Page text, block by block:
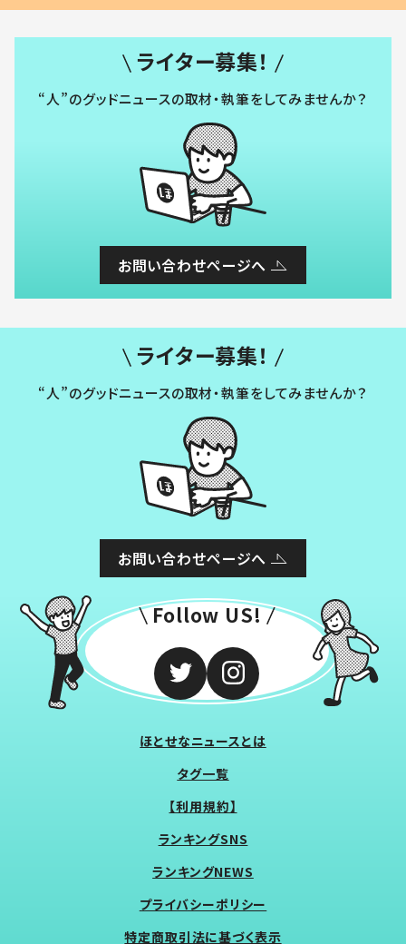
ライター募集！
“人”のグッドニュースの取材・執筆をしてみませんか？
お問い合わせページへ
ライター募集！
“人”のグッドニュースの取材・執筆をしてみませんか？
お問い合わせページへ
Follow US!
ほとせなニュースとは
タグ一覧
【利用規約】
ランキングSNS
ランキングNEWS
プライバシーポリシー
特定商取引法に基づく表示